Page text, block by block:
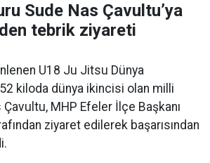
Sude Nas Çavultu’ya
tebrik ziyareti
U18 Ju Jitsu Dünya
52 kiloda dünya ikincisi olan milli
MHP Efeler İlçe Başkanı
ziyaret edilerek başarısından